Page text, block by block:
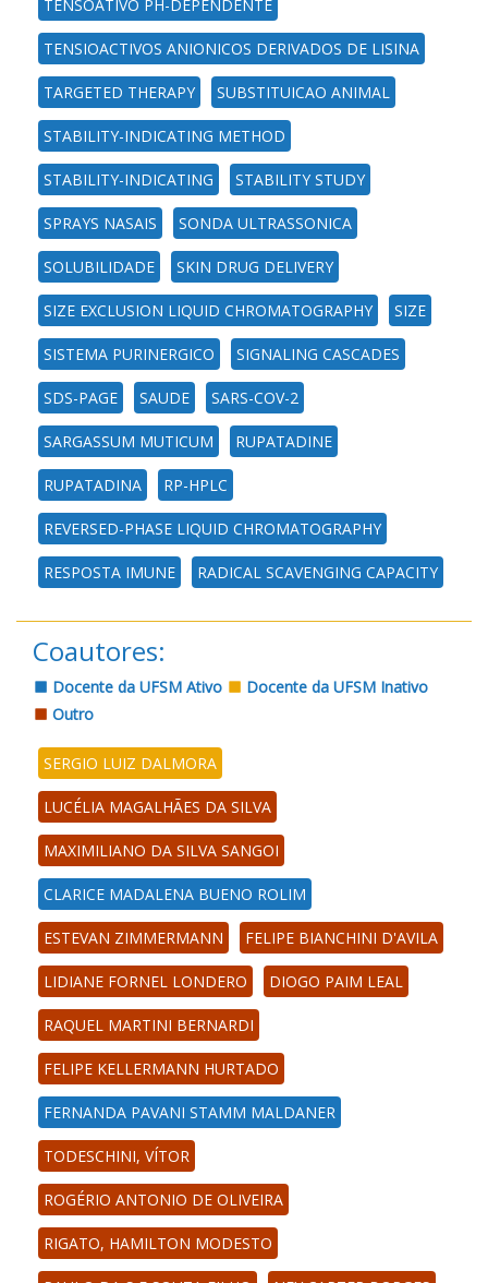
TENSOATIVO PH-DEPENDENTE
TENSIOACTIVOS ANIONICOS DERIVADOS DE LISINA
TARGETED THERAPY SUBSTITUICAO ANIMAL
STABILITY-INDICATING METHOD
STABILITY-INDICATING STABILITY STUDY
SPRAYS NASAIS SONDA ULTRASSONICA
SOLUBILIDADE SKIN DRUG DELIVERY
SIZE EXCLUSION LIQUID CHROMATOGRAPHY SIZE
SISTEMA PURINERGICO SIGNALING CASCADES
SDS-PAGE SAUDE SARS-COV-2
SARGASSUM MUTICUM RUPATADINE
RUPATADINA RP-HPLC
REVERSED-PHASE LIQUID CHROMATOGRAPHY
RESPOSTA IMUNE RADICAL SCAVENGING CAPACITY
Coautores:
Docente da UFSM Ativo
Docente da UFSM Inativo
Outro
SERGIO LUIZ DALMORA
LUCÉLIA MAGALHÃES DA SILVA
MAXIMILIANO DA SILVA SANGOI
CLARICE MADALENA BUENO ROLIM
ESTEVAN ZIMMERMANN FELIPE BIANCHINI D'AVILA
LIDIANE FORNEL LONDERO DIOGO PAIM LEAL
RAQUEL MARTINI BERNARDI
FELIPE KELLERMANN HURTADO
FERNANDA PAVANI STAMM MALDANER
TODESCHINI, VÍTOR
ROGÉRIO ANTONIO DE OLIVEIRA
RIGATO, HAMILTON MODESTO